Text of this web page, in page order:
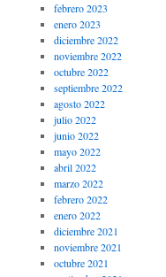
febrero 2023
enero 2023
diciembre 2022
noviembre 2022
octubre 2022
septiembre 2022
agosto 2022
julio 2022
junio 2022
mayo 2022
abril 2022
marzo 2022
febrero 2022
enero 2022
diciembre 2021
noviembre 2021
octubre 2021